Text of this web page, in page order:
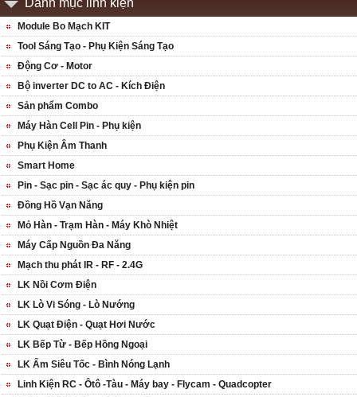
Danh mục linh kiện
Module Bo Mạch KIT
Tool Sáng Tạo - Phụ Kiện Sáng Tạo
Động Cơ - Motor
Bộ inverter DC to AC - Kích Điện
Sản phẩm Combo
Máy Hàn Cell Pin - Phụ kiện
Phụ Kiện Âm Thanh
Smart Home
Pin - Sạc pin - Sạc ác quy - Phụ kiện pin
Đồng Hồ Vạn Năng
Mỏ Hàn - Trạm Hàn - Máy Khò Nhiệt
Máy Cấp Nguồn Đa Năng
Mạch thu phát IR - RF - 2.4G
LK Nồi Cơm Điện
LK Lò Vi Sóng - Lò Nướng
LK Quạt Điện - Quạt Hơi Nước
LK Bếp Từ - Bếp Hồng Ngoại
LK Ấm Siêu Tốc - Bình Nóng Lạnh
Linh Kiện RC - Ôtô -Tàu - Máy bay - Flycam - Quadcopter